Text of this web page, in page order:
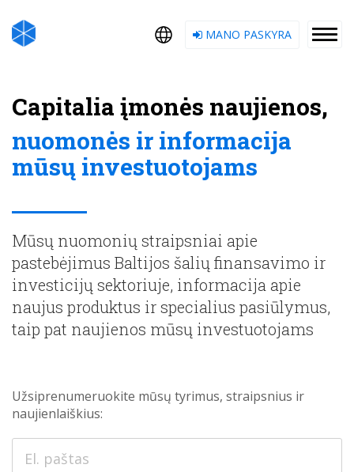
MANO PASKYRA
Capitalia įmonės naujienos,
nuomonės ir informacija
mūsų investuotojams
Mūsų nuomonių straipsniai apie
pastebėjimus Baltijos šalių finansavimo ir
investicijų sektoriuje, informacija apie
naujus produktus ir specialius pasiūlymus,
taip pat naujienos mūsų investuotojams
Užsiprenumeruokite mūsų tyrimus, straipsnius ir
naujienlaiškius: